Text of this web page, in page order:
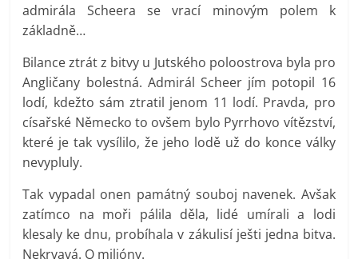
admirála Scheera se vrací minovým polem k
základně…
Bilance ztrát z bitvy u Jutského poloostrova byla pro
Angličany bolestná. Admirál Scheer jím potopil 16
lodí, kdežto sám ztratil jenom 11 lodí. Pravda, pro
císařské Německo to ovšem bylo Pyrrhovo vítězství,
které je tak vysílilo, že jeho lodě už do konce války
nevypluly.
Tak vypadal onen památný souboj navenek. Avšak
zatímco na moři pálila děla, lidé umírali a lodi
klesaly ke dnu, probíhala v zákulisí ješti jedna bitva.
Nekrvavá. O milióny.